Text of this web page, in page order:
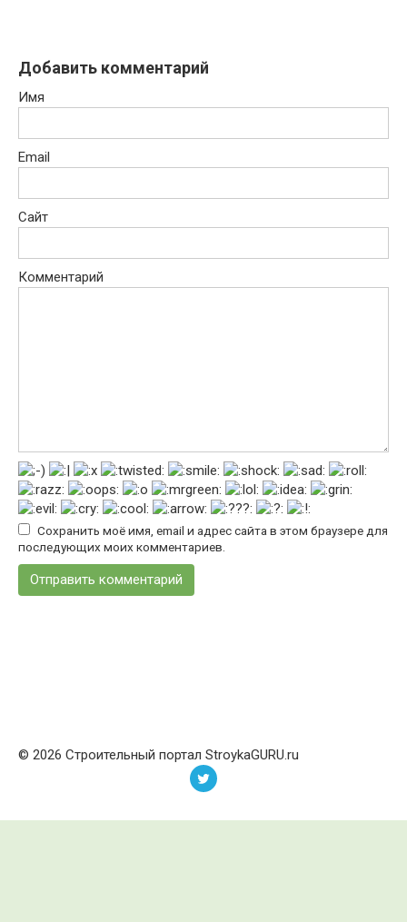
Добавить комментарий
Имя
Email
Сайт
Комментарий
Сохранить моё имя, email и адрес сайта в этом браузере для
последующих моих комментариев.
© 2026 Строительный портал StroykaGURU.ru